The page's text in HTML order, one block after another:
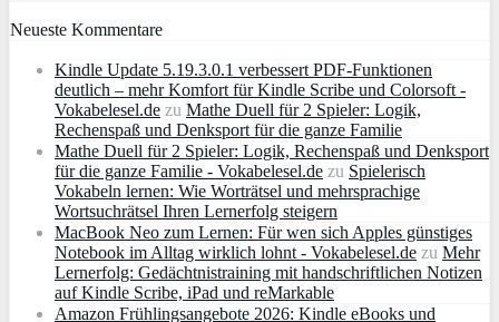
Neueste Kommentare
Kindle Update 5.19.3.0.1 verbessert PDF-Funktionen
deutlich – mehr Komfort für Kindle Scribe und Colorsoft -
Vokabelesel.de zu Mathe Duell für 2 Spieler: Logik,
Rechenspaß und Denksport für die ganze Familie
Mathe Duell für 2 Spieler: Logik, Rechenspaß und Denksport
für die ganze Familie - Vokabelesel.de zu Spielerisch
Vokabeln lernen: Wie Worträtsel und mehrsprachige
Wortsuchrätsel Ihren Lernerfolg steigern
MacBook Neo zum Lernen: Für wen sich Apples günstiges
Notebook im Alltag wirklich lohnt - Vokabelesel.de zu Mehr
Lernerfolg: Gedächtnistraining mit handschriftlichen Notizen
auf Kindle Scribe, iPad und reMarkable
Amazon Frühlingsangebote 2026: Kindle eBooks und